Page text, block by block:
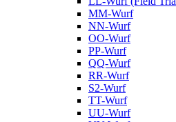
MM-Wurf
NN-Wurf
OO-Wurf
PP-Wurf
QQ-Wurf
RR-Wurf
S2-Wurf
TT-Wurf
UU-Wurf